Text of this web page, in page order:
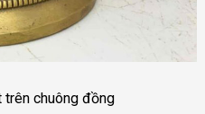
chuông đồng